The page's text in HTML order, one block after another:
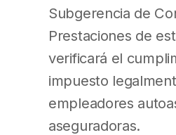
Subgerencia de
Prestaciones de
verificará el
impuesto
empleadores
aseguradoras.